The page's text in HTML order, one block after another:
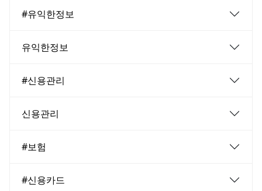
#유익한정보
유익한정보
#신용관리
신용관리
#보험
#신용카드